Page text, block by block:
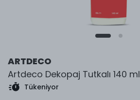
ARTDECO
Artdeco Dekopaj Tutkalı 140 ml
Tükeniyor